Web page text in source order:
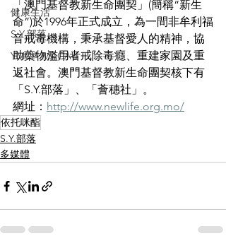
健康生活
S.Y.部落
YMCA MACAU
「澳門基督教新生命團契」(簡稱“新生
命”)於1996年正式成立，為一間非牟利福
音戒毒機構，秉承基督愛人的精神，協
助藥物濫用者戒除毒癮、重建家園及重
返社會。澳門基督教新生命團契核下有
「S.Y.部落」、「薈穗社」。
網址： http://www.newlife.org.mo/
依托咪酯
S.Y.部落
多媒體